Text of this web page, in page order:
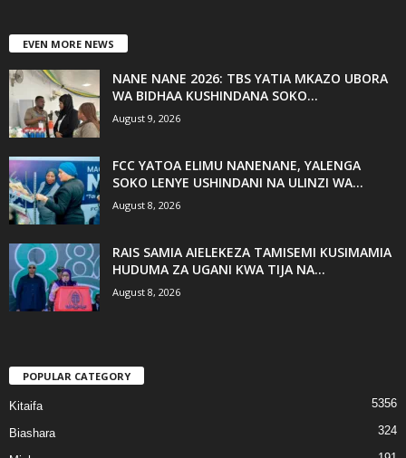
EVEN MORE NEWS
NANE NANE 2026: TBS YATIA MKAZO UBORA
WA BIDHAA KUSHINDANA SOKO...
August 9, 2026
FCC YATOA ELIMU NANENANE, YALENGA
SOKO LENYE USHINDANI NA ULINZI WA...
August 8, 2026
RAIS SAMIA AIELEKEZA TAMISEMI KUSIMAMIA
HUDUMA ZA UGANI KWA TIJA NA...
August 8, 2026
POPULAR CATEGORY
Kitaifa 5356
Biashara 324